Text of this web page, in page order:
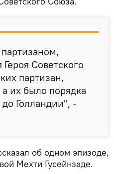
Советского
партизан,
их было порядка
Голландии", -
об одном эпизоде,
Мехти Гусейнзаде.